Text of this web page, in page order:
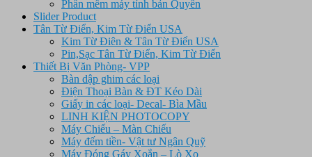
Phần mềm máy tính bản Quyền
Slider Product
Tân Từ Điển, Kim Từ Điển USA
Kim Từ Điên & Tân Từ Điển USA
Pin,Sạc Tân Từ Điển, Kim Từ Điển
Thiết Bị Văn Phòng- VPP
Bàn dập ghim các loại
Điện Thoại Bàn & ĐT Kéo Dài
Giấy in các loại- Decal- Bìa Mầu
LINH KIỆN PHOTOCOPY
Máy Chiếu – Màn Chiếu
Máy đếm tiền- Vật tư Ngân Quỹ
Máy Đóng Gáy Xoắn – Lò Xo